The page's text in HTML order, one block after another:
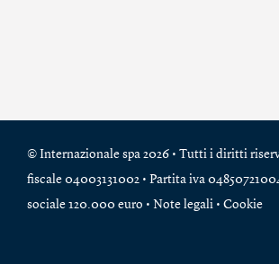
© Internazionale spa 2026 • Tutti i diritti
fiscale 04003131002 • Partita iva
sociale 120.000 euro • Note legali • Cookie